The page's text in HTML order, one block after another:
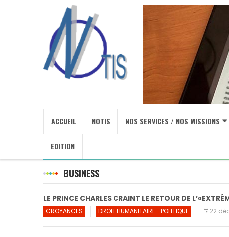
ACCUEIL NOTIS NOS SERVICES / NOS MISSIONS
EDITION
BUSINESS
LE PRINCE CHARLES CRAINT LE RETOUR DE
CROYANCES DROIT HUMANITAIRE POLITIQUE 22